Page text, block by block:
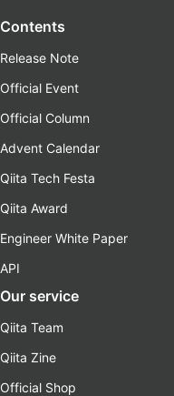
Contents
Release Note
Official Event
Official Column
Advent Calendar
Qiita Tech Festa
Qiita Award
Engineer White Paper
API
Our service
Qiita Team
Qiita Zine
Official Shop